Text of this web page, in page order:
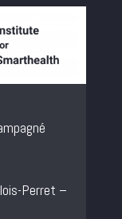
Perret –